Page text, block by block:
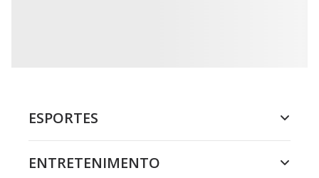
ESPORTES
ENTRETENIMENTO